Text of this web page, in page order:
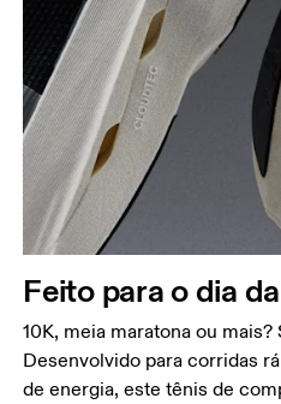
Feito para o dia
10K, meia maratona ou
Desenvolvido para corridas
de energia, este tênis de